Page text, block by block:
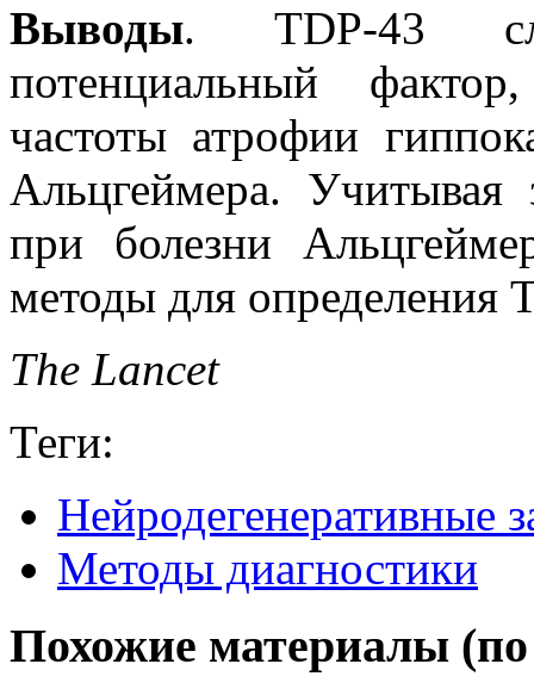
Выводы. TDP-43
потенциальный
частоты атрофии
Альцгеймера. Учитывая
при болезни
методы для определения
The Lancet
Теги:
Нейродегенеративные
Методы диагностики
Похожие материалы (по